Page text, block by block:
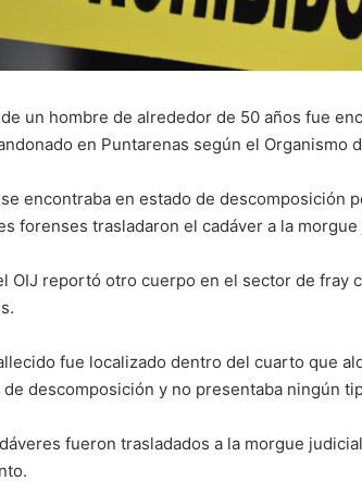
un hombre de alrededor de 50 años fue
en Puntarenas según el Organismo
encontraba en estado de descomposición
forenses trasladaron el cadáver a la
OIJ reportó otro cuerpo en el sector de fray
fue localizado dentro del cuarto que
descomposición y no presentaba ningún
fueron trasladados a la morgue